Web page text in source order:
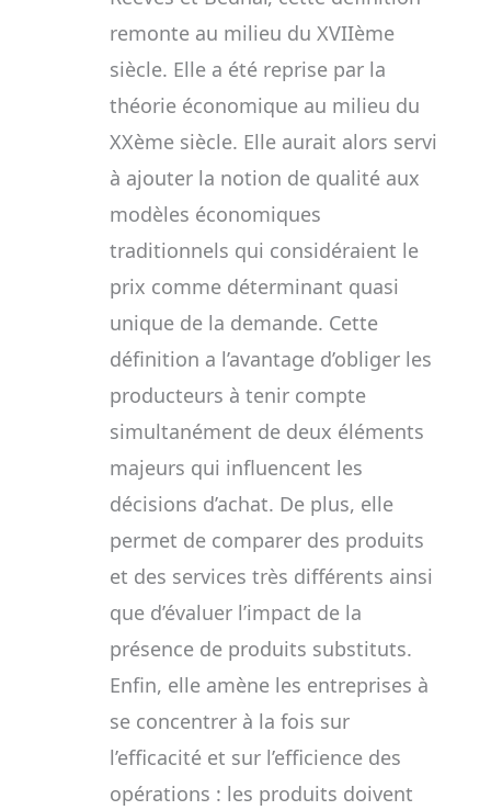
remonte au milieu du XVIIème
siècle. Elle a été reprise par la
théorie économique au milieu du
XXème siècle. Elle aurait alors servi
à ajouter la notion de qualité aux
modèles économiques
traditionnels qui considéraient le
prix comme déterminant quasi
unique de la demande. Cette
définition a l’avantage d’obliger les
producteurs à tenir compte
simultanément de deux éléments
majeurs qui influencent les
décisions d’achat. De plus, elle
permet de comparer des produits
et des services très différents ainsi
que d’évaluer l’impact de la
présence de produits substituts.
Enfin, elle amène les entreprises à
se concentrer à la fois sur
l’efficacité et sur l’efficience des
opérations : les produits doivent